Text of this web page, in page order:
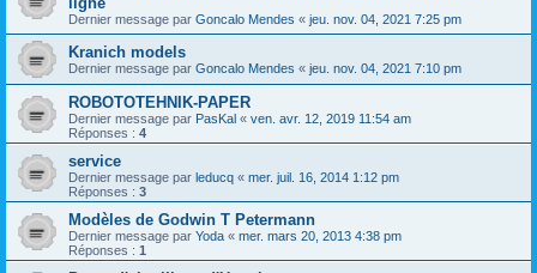
Dernier message par Goncalo Mendes « jeu. nov. 04, 2021 7:25 pm
Kranich models
Dernier message par Goncalo Mendes « jeu. nov. 04, 2021 7:10 pm
ROBOTOTEHNIK-PAPER
Dernier message par PasKal « ven. avr. 12, 2019 11:54 am
Réponses : 4
service
Dernier message par leducq « mer. juil. 16, 2014 1:12 pm
Réponses : 3
Modèles de Godwin T Petermann
Dernier message par Yoda « mer. mars 20, 2013 4:38 pm
Réponses : 1